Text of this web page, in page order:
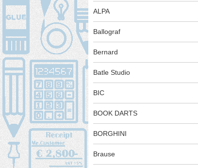
ALPA
Ballograf
Bernard
Batle Studio
BIC
BOOK DARTS
BORGHINI
Brause